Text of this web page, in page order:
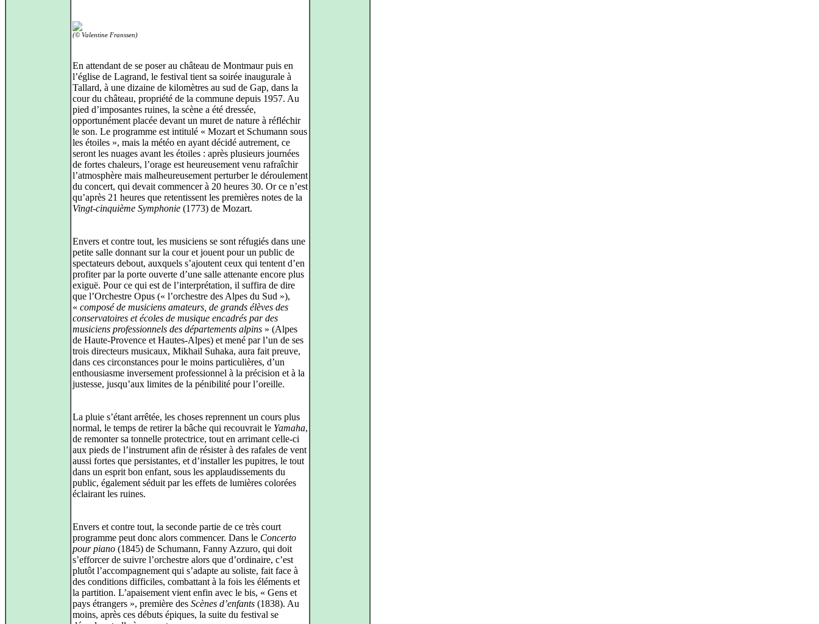
(© Valentine Franssen)
En attendant de se poser au château de Montmaur puis en
l’église de Lagrand, le festival tient sa soirée inaugurale à
Tallard, à une dizaine de kilomètres au sud de Gap, dans la
cour du château, propriété de la commune depuis 1957. Au
pied d’imposantes ruines, la scène a été dressée,
opportunément placée devant un muret de nature à réfléchir
le son. Le programme est intitulé « Mozart et Schumann sous
les étoiles », mais la météo en ayant décidé autrement, ce
seront les nuages avant les étoiles : après plusieurs journées
de fortes chaleurs, l’orage est heureusement venu rafraîchir
l’atmosphère mais malheureusement perturber le déroulement
du concert, qui devait commencer à 20 heures 30. Or ce n’est
qu’après 21 heures que retentissent les premières notes de la
Vingt‑cinquième Symphonie (1773) de Mozart.
Envers et contre tout, les musiciens se sont réfugiés dans une
petite salle donnant sur la cour et jouent pour un public de
spectateurs debout, auxquels s’ajoutent ceux qui tentent d’en
profiter par la porte ouverte d’une salle attenante encore plus
exiguë. Pour ce qui est de l’interprétation, il suffira de dire
que l’Orchestre Opus (« l’orchestre des Alpes du Sud »),
« composé de musiciens amateurs, de grands élèves des
conservatoires et écoles de musique encadrés par des
musiciens professionnels des départements alpins » (Alpes
de Haute‑Provence et Hautes‑Alpes) et mené par l’un de ses
trois directeurs musicaux, Mikhail Suhaka, aura fait preuve,
dans ces circonstances pour le moins particulières, d’un
enthousiasme inversement professionnel à la précision et à la
justesse, jusqu’aux limites de la pénibilité pour l’oreille.
La pluie s’étant arrêtée, les choses reprennent un cours plus
normal, le temps de retirer la bâche qui recouvrait le Yamaha,
de remonter sa tonnelle protectrice, tout en arrimant celle‑ci
aux pieds de l’instrument afin de résister à des rafales de vent
aussi fortes que persistantes, et d’installer les pupitres, le tout
dans un esprit bon enfant, sous les applaudissements du
public, également séduit par les effets de lumières colorées
éclairant les ruines.
Envers et contre tout, la seconde partie de ce très court
programme peut donc alors commencer. Dans le Concerto
pour piano (1845) de Schumann, Fanny Azzuro, qui doit
s’efforcer de suivre l’orchestre alors que d’ordinaire, c’est
plutôt l’accompagnement qui s’adapte au soliste, fait face à
des conditions difficiles, combattant à la fois les éléments et
la partition. L’apaisement vient enfin avec le bis, « Gens et
pays étrangers », première des Scènes d’enfants (1838). Au
moins, après ces débuts épiques, la suite du festival se